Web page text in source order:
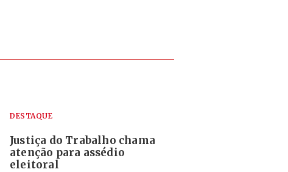
DESTAQUE
Justiça do Trabalho chama
atenção para assédio
eleitoral